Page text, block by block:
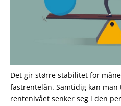
Det gir større stabilitet for
fastrentelån. Samtidig kan man
rentenivået senker seg i den